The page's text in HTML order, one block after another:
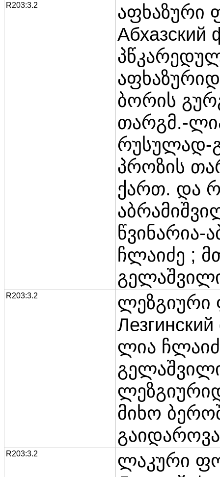
R203:3.2
Абхазский
ბორის
თარგმ.-
რუსულად-
პროზის
ქართ. და
წვინარია-
ჩლაიძე ;
R203:3.2
ლია
მიხო
R203:3.2
ლაკური